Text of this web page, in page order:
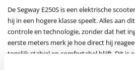
De Segway E250S is een elektrische
hij in een hogere klasse speelt. Alles aan
controle en technologie, zonder dat het
eerste meters merk je hoe direct hij
tegelijk stabiel en comfortabel blijft. Dit is
verwacht dan alleen vlot van A naar B